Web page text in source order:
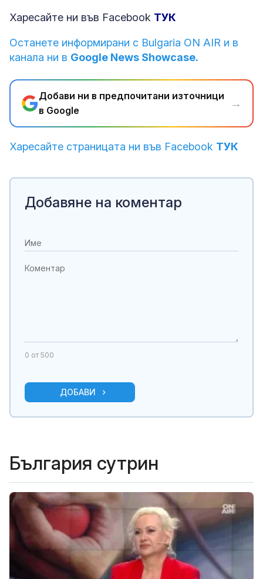
Харесайте ни във Facebook ТУК
Останете информирани с Bulgaria ON AIR и в
канала ни в Google News Showcase.
Добави ни в предпочитани източници
в Google
→
Харесайте страницата ни във Facebook ТУК
Добавяне на коментар
0 от 500
ДОБАВИ
България сутрин